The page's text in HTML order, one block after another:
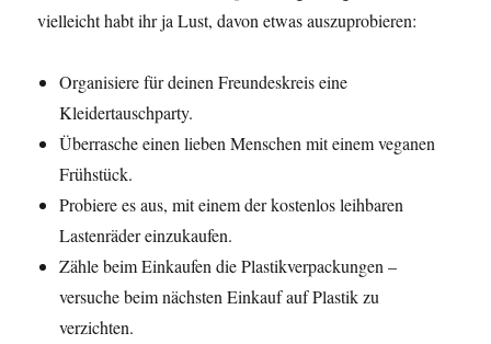
vielleicht habt ihr ja Lust, davon etwas auszuprobieren:
Organisiere für deinen Freundeskreis eine
Kleidertauschparty.
Überrasche einen lieben Menschen mit einem veganen
Frühstück.
Probiere es aus, mit einem der kostenlos leihbaren
Lastenräder einzukaufen.
Zähle beim Einkaufen die Plastikverpackungen –
versuche beim nächsten Einkauf auf Plastik zu
verzichten.